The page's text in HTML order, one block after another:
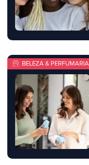
BELEZA & PERFUMARIA